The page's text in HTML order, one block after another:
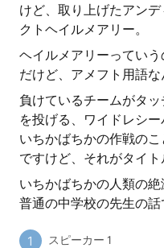
けど、取り上げたアン
クトヘイルメアリー。
ヘイルメアリーってい
だけど、アメフト用語な
負けているチームがタ
を投げる、ワイドレシ
いちかばちかの作戦の
ですけど、それがタイト
いちかばちかの人類の絶
普通の中学校の先生の話
スピーカー 1